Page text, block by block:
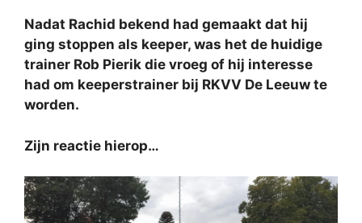
Nadat Rachid bekend had gemaakt dat hij
ging stoppen als keeper, was het de huidige
trainer Rob Pierik die vroeg of hij interesse
had om keeperstrainer bij RKVV De Leeuw te
worden.
Zijn reactie hierop…